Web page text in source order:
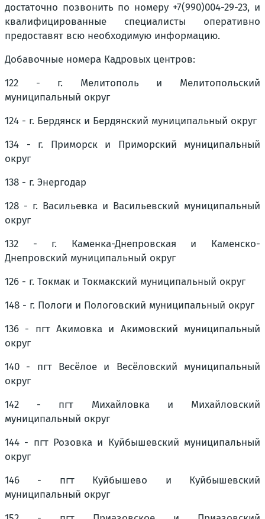
достаточно позвонить по номеру +7(990)004-29-23, и
квалифицированные специалисты оперативно
предоставят всю необходимую информацию.
Добавочные номера Кадровых центров:
122 - г. Мелитополь и Мелитопольский
муниципальный округ
124 - г. Бердянск и Бердянский муниципальный округ
134 - г. Приморск и Приморский муниципальный
округ
138 - г. Энергодар
128 - г. Васильевка и Васильевский муниципальный
округ
132 - г. Каменка-Днепровская и Каменско-
Днепровский муниципальный округ
126 - г. Токмак и Токмакский муниципальный округ
148 - г. Пологи и Пологовский муниципальный округ
136 - пгт Акимовка и Акимовский муниципальный
округ
140 - пгт Весёлое и Весёловский муниципальный
округ
142 - пгт Михайловка и Михайловский
муниципальный округ
144 - пгт Розовка и Куйбышевский муниципальный
округ
146 - пгт Куйбышево и Куйбышевский
муниципальный округ